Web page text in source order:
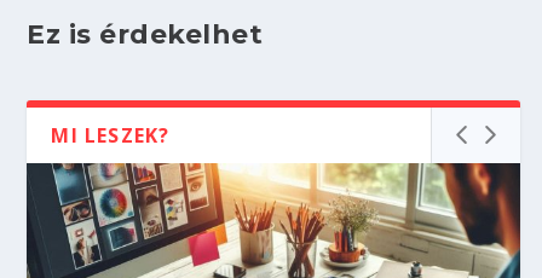
Ez is érdekelhet
MI LESZEK?